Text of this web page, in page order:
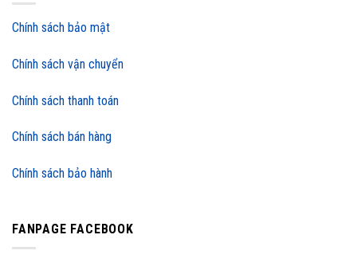
Chính sách bảo mật
Chính sách vận chuyển
Chính sách thanh toán
Chính sách bán hàng
Chính sách bảo hành
FANPAGE FACEBOOK